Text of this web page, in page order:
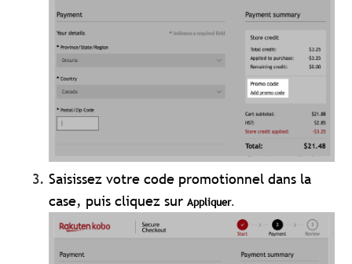
Saisissez votre code promotionnel dans la
case, puis cliquez surAppliquer.